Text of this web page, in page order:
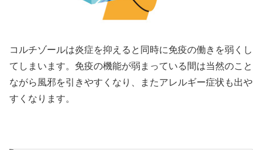
コルチゾールは炎症を抑えると同時に免疫の働きを弱くし
てしまいます。免疫の機能が弱まっている間は当然のこと
ながら風邪を引きやすくなり、またアレルギー症状も出や
すくなります。